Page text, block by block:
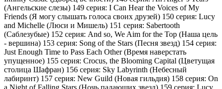
(Ангельские слезы) 149 серия: I Can Hear the Voices of My
Friends (Я могу слышать голоса своих друзей) 150 серия: Lucy
and Michelle (Люси и Мишель) 151 серия: Sabertooth
(Саблезубые) 152 серия: And so, We Aim for the Top (Наша цель
- вершина) 153 серия: Song of the Stars (Песня звезд) 154 серия:
Just Enough Time to Pass Each Other (Время наверстать
упущенное) 155 серия: Crocus, the Blooming Capital (Цветущая
столица Шафран) 156 серия: Sky Labyrinth (Небесный
лабиринт) 157 серия: New Guild (Новая гильдия) 158 серия: On
a Night of Falling Stars (Ночь падающих звезд) 159 серия: Lucy